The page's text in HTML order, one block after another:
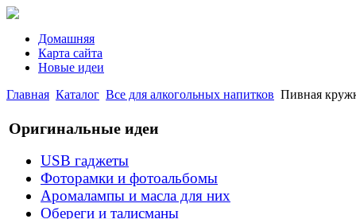
Домашняя
Карта сайта
Новые идеи
Главная Каталог Все для алкогольных напитков Пивная
Оригинальные идеи
USB гаджеты
Фоторамки и фотоальбомы
Аромалампы и масла для них
Обереги и талисманы